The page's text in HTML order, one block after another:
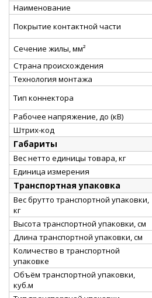
Наименование
Покрытие контактной части
Сечение жилы, мм²
Страна происхождения
Технология монтажа
Тип коннектора
Рабочее напряжение, до (кВ)
Штрих-код
Габариты
Вес нетто единицы товара, кг
Единица измерения
Транспортная упаковка
Вес брутто транспортной упаковки,
кг
Высота транспортной упаковки, см
Длина транспортной упаковки, см
Количество в транспортной
упаковке
Объём транспортной упаковки,
куб.м